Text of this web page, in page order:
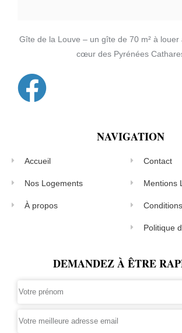
Gîte de la Louve – un gîte de 70 m² à louer
cœur des Pyrénées
NAVIGATION
Accueil
Nos Logements
À propos
Contact
Mentions
Politique
DEMANDEZ À ÊTRE